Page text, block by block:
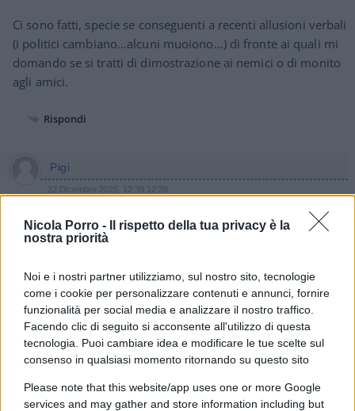
Nicola Porro -
Il rispetto della tua privacy è la
nostra priorità
Noi e i nostri partner utilizziamo, sul nostro sito, tecnologie
come i cookie per personalizzare contenuti e annunci, fornire
funzionalità per social media e analizzare il nostro traffico.
Facendo clic di seguito si acconsente all'utilizzo di questa
tecnologia. Puoi cambiare idea e modificare le tue scelte sul
consenso in qualsiasi momento ritornando su questo sito
Please note that this website/app uses one or more Google
services and may gather and store information including but
Ci sono fatti, specie se conseguenti a recenti allusioni verbali
(i politici cambiano…alcuni muoiono…) di fronte ai quali mi
domando se si tratti di dimostrazione ai nemici o di monito
agli amici.
Rispondi
Pigi
22 Dicembre 2025, 12:39 12:39
Cosa aspettano a Mosca per utilizzare con la nomenklatura
ucraina, a tutti i livelli, i metodi di Israele nei confronti di
Le informazioni degli invasati nazionalisti le hanno, a partire
da quelli che installarono il monumento a Bandera.
Altrimenti che denazificazione è?
Rispondi
Francesco